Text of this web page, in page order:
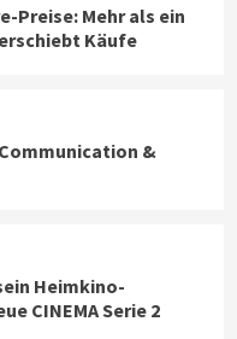
Preise: Mehr als ein
Käufe
Communication &
Heimkino-
CINEMA Serie 2